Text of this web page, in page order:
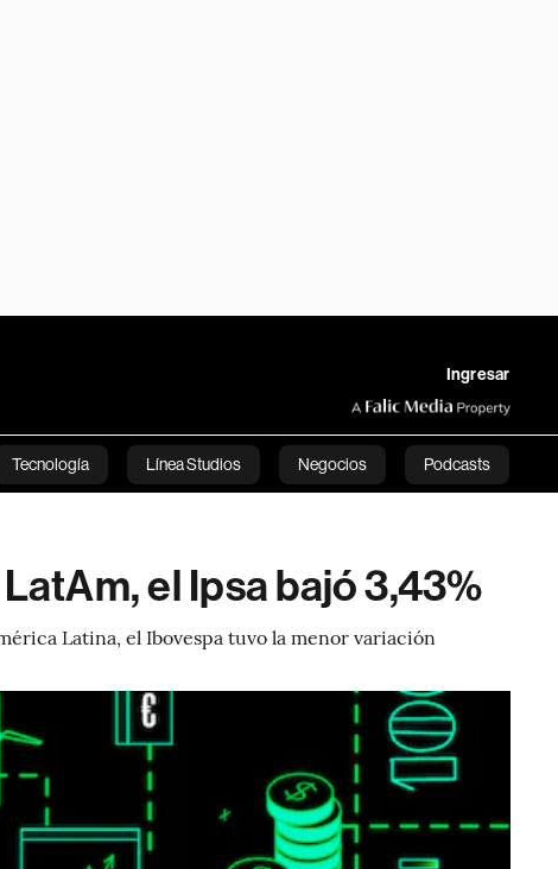
Ingresar
Tecnología Línea Studios Negocios Podcasts
el Ipsa bajó 3,43%
Latina, el Ibovespa tuvo la menor variación